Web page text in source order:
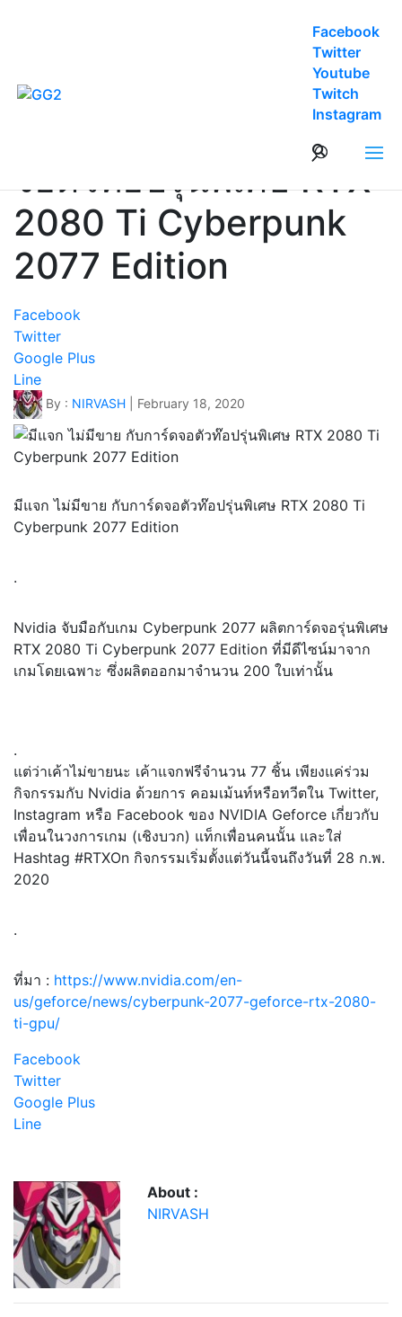
Facebook
Twitter
Youtube
Twitch
Instagram
News
มีแจก ไม่มีขาย กับการ์ด
จอตัวท๊อปรุ่นพิเศษ RTX
2080 Ti Cyberpunk
2077 Edition
Facebook
Twitter
Google Plus
Line
By : NIRVASH | February 18, 2020
มีแจก ไม่มีขาย กับการ์ดจอตัวท๊อปรุ่นพิเศษ RTX 2080 Ti
Cyberpunk 2077 Edition
.
Nvidia จับมือกับเกม Cyberpunk 2077 ผลิตการ์ดจอรุ่นพิเศษ
RTX 2080 Ti Cyberpunk 2077 Edition ที่มีดีไซน์มาจาก
เกมโดยเฉพาะ ซึ่งผลิตออกมาจำนวน 200 ใบเท่านั้น
.
แต่ว่าเค้าไม่ขายนะ เค้าแจกฟรีจำนวน 77 ชิ้น เพียงแค่ร่วม
กิจกรรมกับ Nvidia ด้วยการ คอมเม้นท์หรือทวีตใน Twitter,
Instagram หรือ Facebook ของ NVIDIA Geforce เกี่ยวกับ
เพื่อนในวงการเกม (เชิงบวก) แท็กเพื่อนคนนั้น และใส่
Hashtag #RTXOn กิจกรรมเริ่มตั้งแต่วันนี้จนถึงวันที่ 28 ก.พ.
2020
.
ที่มา : https://www.nvidia.com/en-
us/geforce/news/cyberpunk-2077-geforce-rtx-2080-
ti-gpu/
Facebook
Twitter
Google Plus
Line
About :
NIRVASH